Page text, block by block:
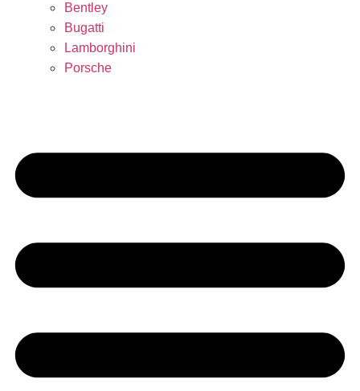
Bentley
Bugatti
Lamborghini
Porsche